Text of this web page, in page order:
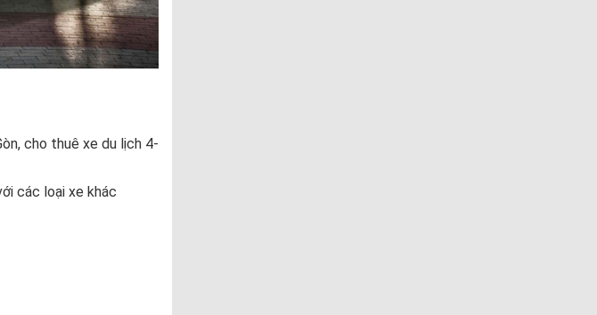
cho thuê xe du lịch 4-
các loại xe khác